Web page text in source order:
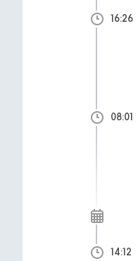
16:26
08:01
14:12